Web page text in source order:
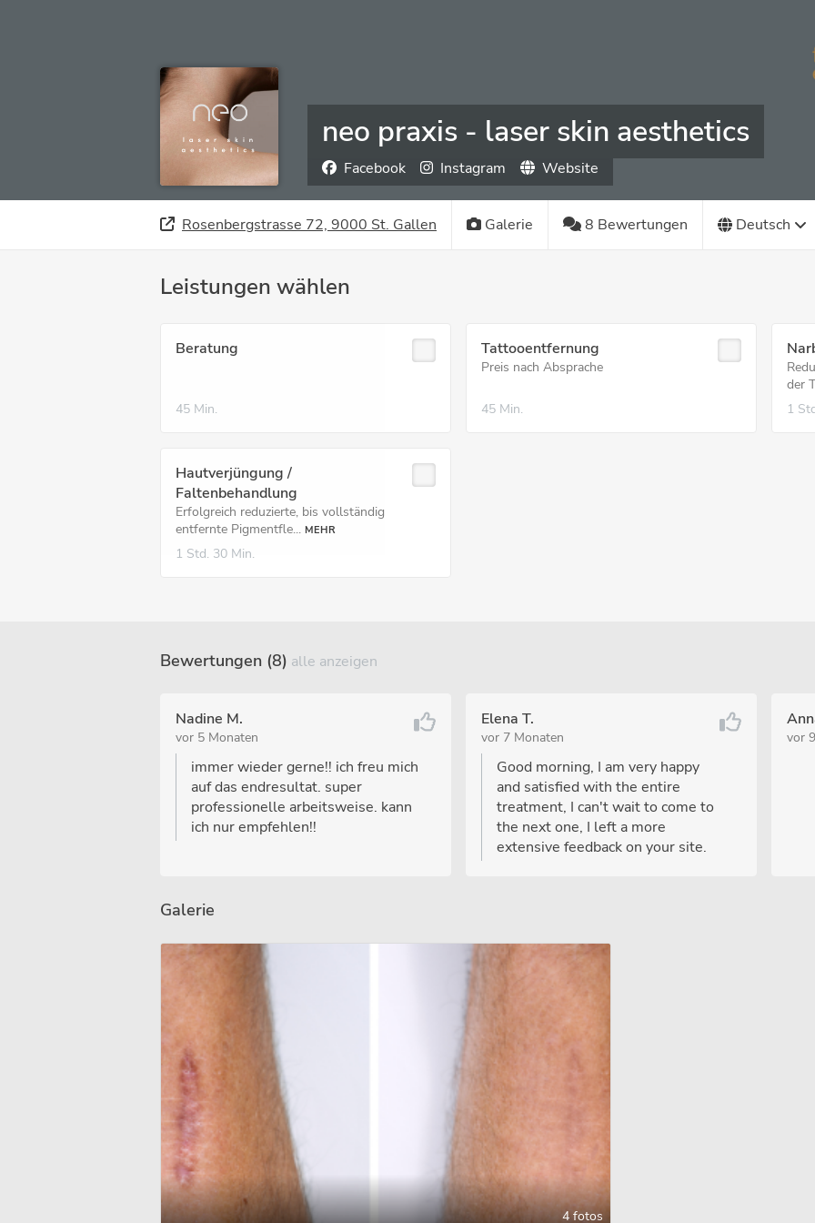
neo praxis - laser skin aesthetics
Facebook Instagram Website
Rosenbergstrasse 72, 9000 St. Gallen Galerie 8 Bewertungen Deutsch
Leistungen wählen
Beratung
45 Min.
Tattooentfernung
Preis nach Absprache
45 Min.
der
1
Hautverjüngung /
Faltenbehandlung
Erfolgreich reduzierte, bis vollständig
entfernte Pigmentfle... MEHR
1 Std. 30 Min.
Bewertungen (8) alle anzeigen
Nadine M.
vor 5 Monaten
immer wieder gerne!! ich freu mich
auf das endresultat. super
professionelle arbeitsweise. kann
ich nur empfehlen!!
Elena T.
vor 7 Monaten
Good morning, I am very happy
and satisfied with the entire
treatment, I can't wait to come to
the next one, I left a more
extensive feedback on your site.
vor
Galerie
4 fotos